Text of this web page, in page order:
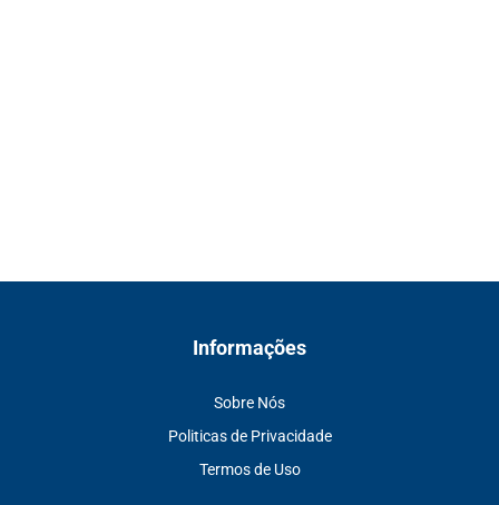
Informações
Sobre Nós
Politicas de Privacidade
Termos de Uso